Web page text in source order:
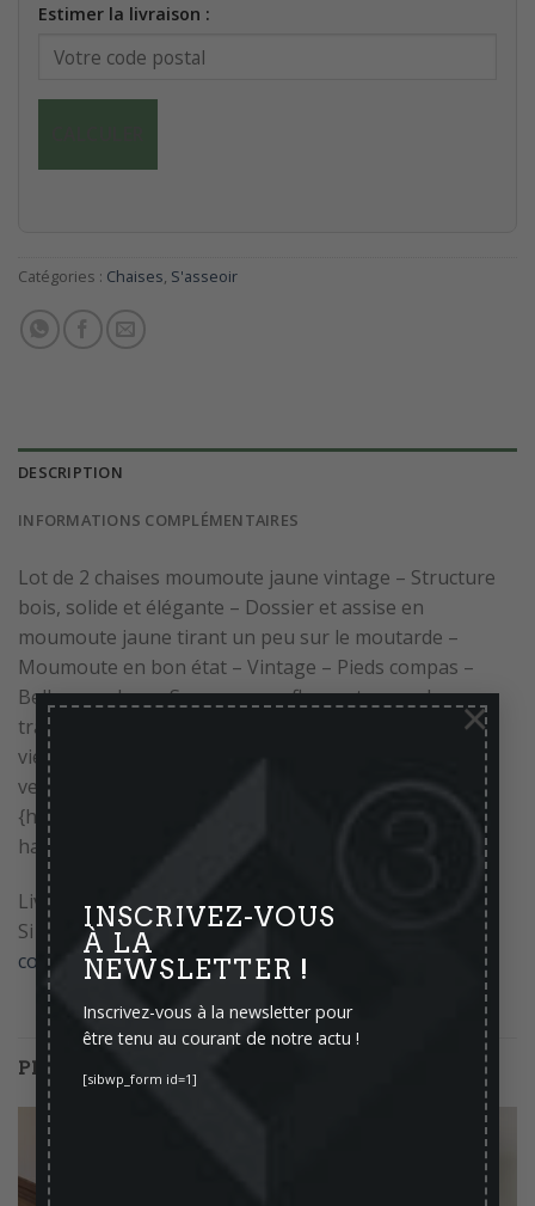
INSCRIVEZ-VOUS
À LA
NEWSLETTER !
Inscrivez-vous à la newsletter pour
être tenu au courant de notre actu !
[sibwp_form id=1]
×
Estimer la livraison :
Catégories : Chaises, S'asseoir
DESCRIPTION
INFORMATIONS COMPLÉMENTAIRES
Lot de 2 chaises moumoute jaune vintage – Structure
bois, solide et élégante – Dossier et assise en
moumoute jaune tirant un peu sur le moutarde –
Moumoute en bon état – Vintage – Pieds compas –
Belles courbes – Sans marque flagrantes, quelques
traces du temps pour ces 2 chaises ayant eu quelques
vies dont décolorations, coups/rayures, manques de
vernis – Belle patine – Bon état général –
{hauteur assise: 45cm – profondeur assise: 39cm -
hauteur: 87cm – largeur: 42 cm – profondeur: 42cm}
Livraison possible
Si vous avez des questions avant votre achat,
contactez-nous.
PRODUITS SIMILAIRES